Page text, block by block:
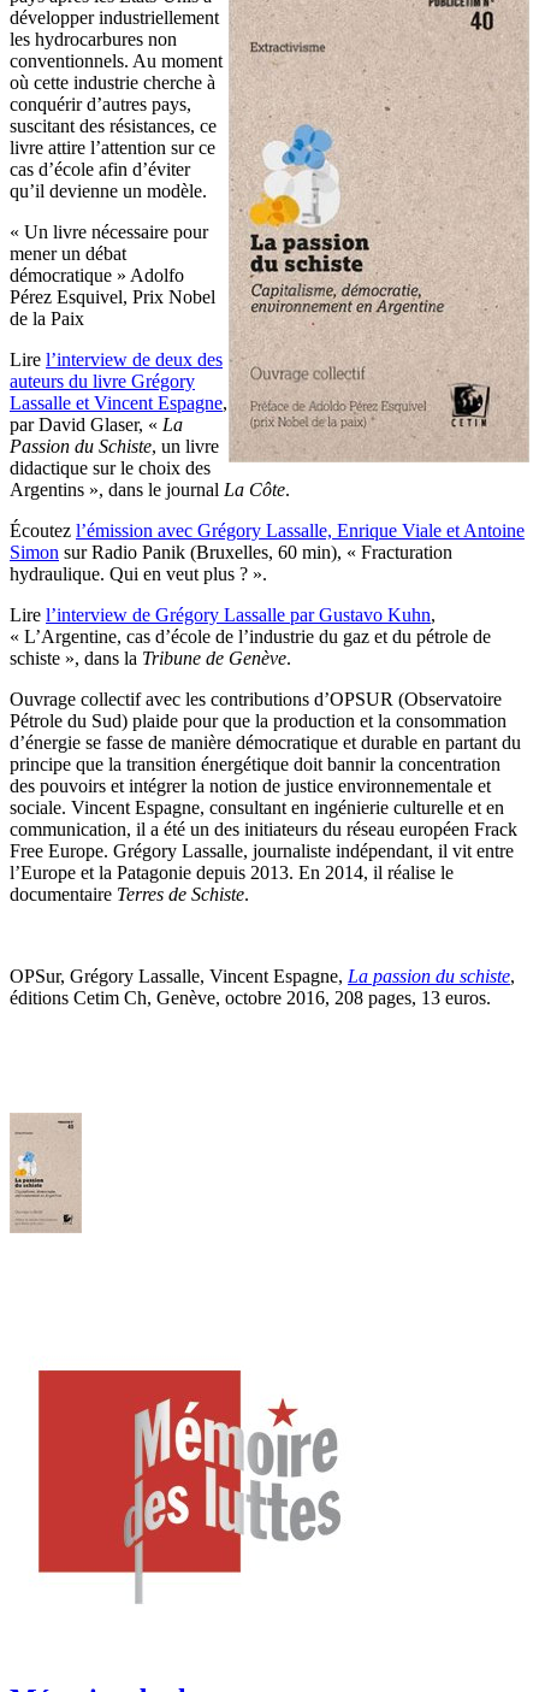
développer industriellement
les hydrocarbures non
conventionnels. Au moment
où cette industrie cherche à
conquérir d’autres pays,
suscitant des résistances, ce
livre attire l’attention sur ce
cas d’école afin d’éviter
qu’il devienne un modèle.
« Un livre nécessaire pour
mener un débat
démocratique » Adolfo
Pérez Esquivel, Prix Nobel
de la Paix
Lire l’interview de deux des
auteurs du livre Grégory
Lassalle et Vincent Espagne,
par David Glaser, « La
Passion du Schiste, un livre
didactique sur le choix des
Argentins », dans le journal La Côte.
Écoutez l’émission avec Grégory Lassalle, Enrique Viale et Antoine
Simon sur Radio Panik (Bruxelles, 60 min), « Fracturation
hydraulique. Qui en veut plus ? ».
Lire l’interview de Grégory Lassalle par Gustavo Kuhn,
« L’Argentine, cas d’école de l’industrie du gaz et du pétrole de
schiste », dans la Tribune de Genève.
Ouvrage collectif avec les contributions d’OPSUR (Observatoire
Pétrole du Sud) plaide pour que la production et la consommation
d’énergie se fasse de manière démocratique et durable en partant du
principe que la transition énergétique doit bannir la concentration
des pouvoirs et intégrer la notion de justice environnementale et
sociale. Vincent Espagne, consultant en ingénierie culturelle et en
communication, il a été un des initiateurs du réseau européen Frack
Free Europe. Grégory Lassalle, journaliste indépendant, il vit entre
l’Europe et la Patagonie depuis 2013. En 2014, il réalise le
documentaire Terres de Schiste.
OPSur, Grégory Lassalle, Vincent Espagne, La passion du schiste,
éditions Cetim Ch, Genève, octobre 2016, 208 pages, 13 euros.